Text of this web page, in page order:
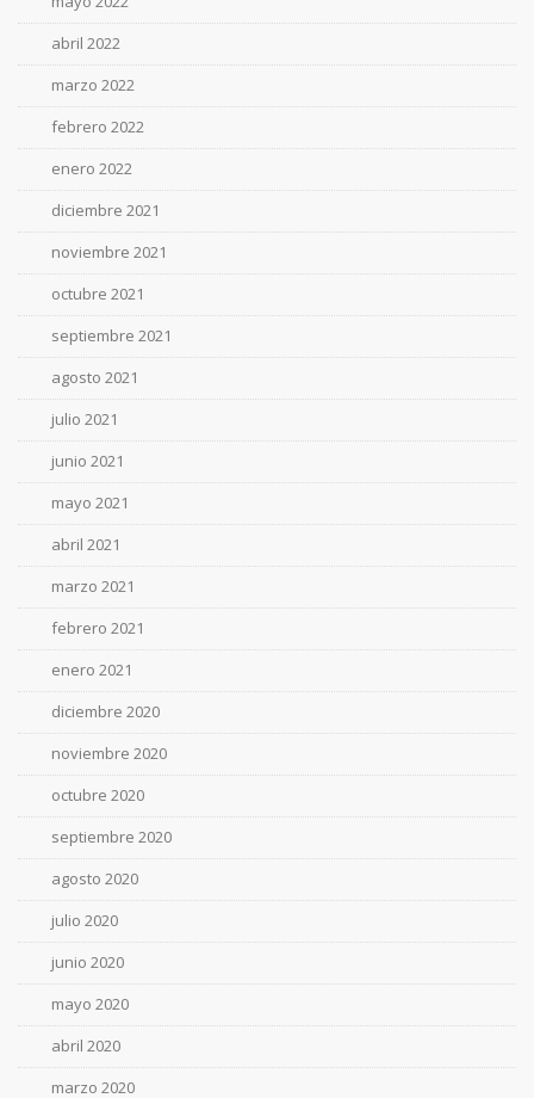
abril 2022
marzo 2022
febrero 2022
enero 2022
diciembre 2021
noviembre 2021
octubre 2021
septiembre 2021
agosto 2021
julio 2021
junio 2021
mayo 2021
abril 2021
marzo 2021
febrero 2021
enero 2021
diciembre 2020
noviembre 2020
octubre 2020
septiembre 2020
agosto 2020
julio 2020
junio 2020
mayo 2020
abril 2020
marzo 2020